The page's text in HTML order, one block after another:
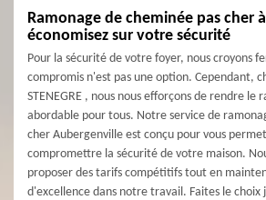
Ramonage de cheminée pas cher
économisez sur votre sécurité
Pour la sécurité de votre foyer, nous croyons
compromis n'est pas une option. Cependant,
STENEGRE , nous nous efforçons de rendre le
abordable pour tous. Notre service de
cher Aubergenville est conçu pour vous
compromettre la sécurité de votre maison.
proposer des tarifs compétitifs tout en
d'excellence dans notre travail. Faites le choix